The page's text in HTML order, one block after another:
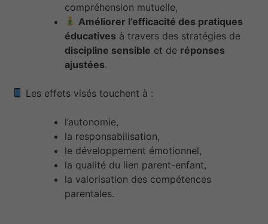
compréhension mutuelle,
Améliorer l’efficacité des pratiques
éducatives à travers des stratégies de
discipline sensible et de réponses
ajustées.
Les effets visés touchent à :
l’autonomie,
la responsabilisation,
le développement émotionnel,
la qualité du lien parent-enfant,
la valorisation des compétences
parentales.